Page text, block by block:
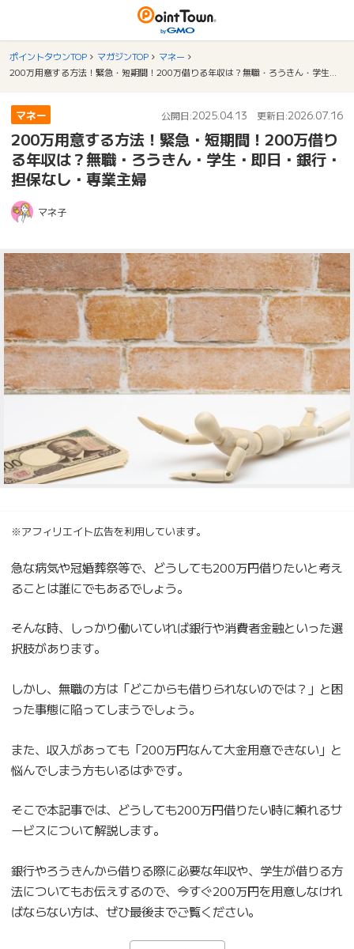
ポイントタウンTOP マガジンTOP
マネー
マネー 公開日:2025.04.13 更新日:2026.07.16
200万用意する方法！緊急・短期間！200万借り
る年収は？無職・ろうきん・学生・即日・銀行・
担保なし・専業主婦
マネ子
※アフィリエイト広告を利用しています。
急な病気や冠婚葬祭等で、どうしても200万円借りたいと考え
ることは誰にでもあるでしょう。
そんな時、しっかり働いていれば銀行や消費者金融といった選
択肢があります。
しかし、無職の方は「どこからも借りられないのでは？」と困
った事態に陥ってしまうでしょう。
また、収入があっても「200万円なんて大金用意できない」と
悩んでしまう方もいるはずです。
そこで本記事では、どうしても200万円借りたい時に頼れるサ
ービスについて解説します。
銀行やろうきんから借りる際に必要な年収や、学生が借りる方
法についてもお伝えするので、今すぐ200万円を用意しなけれ
ばならない方は、ぜひ最後までご覧ください。